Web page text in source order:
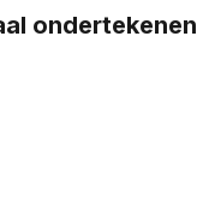
ondertekenen